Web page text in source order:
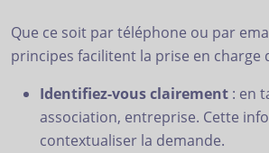
Que ce soit par téléphone ou par
principes facilitent la prise en charge
Identifiez-vous clairement : en
association, entreprise. Cette
contextualiser la demande.